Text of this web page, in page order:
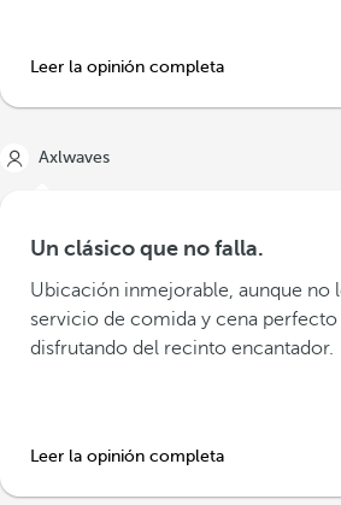
Leer la opinión completa
Axlwaves
Un clásico que no falla.
Ubicación inmejorable, aunque no
servicio de comida y cena perfecto
disfrutando del recinto encantador.
Leer la opinión completa